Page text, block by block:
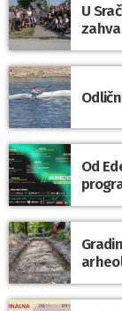
U
Od